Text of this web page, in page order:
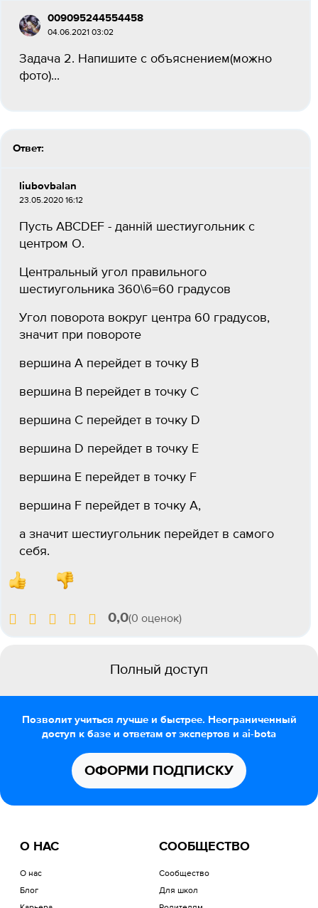
009095244554458
04.06.2021 03:02
Задача 2. Напишите с объяснением(можно
фото)...
Ответ:
liubovbalan
23.05.2020 16:12
Пусть ABCDEF - данній шестиугольник с
центром O.
Центральный угол правильного
шестиугольника 360\6=60 градусов
Угол поворота вокруг центра 60 градусов,
значит при повороте
вершина A перейдет в точку B
вершина B перейдет в точку С
вершина C перейдет в точку D
вершина D перейдет в точку E
вершина E перейдет в точку F
вершина F перейдет в точку A,
а значит шестиугольник перейдет в самого
себя.
0,0(0 оценок)
Полный доступ
Позволит учиться лучше и быстрее. Неограниченный
доступ к базе и ответам от экспертов и ai-bota
ОФОРМИ ПОДПИСКУ
О НАС
О нас
Блог
СООБЩЕСТВО
Сообщество
Для школ